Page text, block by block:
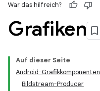
War das hilfreich?
Grafiken
Auf dieser Seite
Android-Grafikkomponenten
Bildstream-Producer